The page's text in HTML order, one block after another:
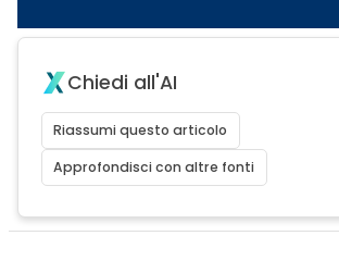
Chiedi all'AI
Riassumi questo articolo
Approfondisci con altre fonti